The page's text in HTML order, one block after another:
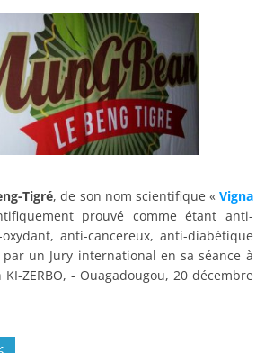
Tigré, de son nom scientifique « Vigna
prouvé comme étant anti-
anti-cancereux, anti-diabétique
un Jury international en sa séance à
KI-ZERBO, - Ouagadougou, 20 décembre